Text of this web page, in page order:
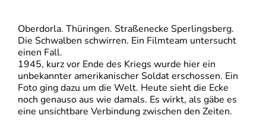
Oberdorla. Thüringen. Straßenecke Sperlingsberg.
Die Schwalben schwirren. Ein Filmteam untersucht
einen Fall.
1945, kurz vor Ende des Kriegs wurde hier ein
unbekannter amerikanischer Soldat erschossen. Ein
Foto ging dazu um die Welt. Heute sieht die Ecke
noch genauso aus wie damals. Es wirkt, als gäbe es
eine unsichtbare Verbindung zwischen den Zeiten.